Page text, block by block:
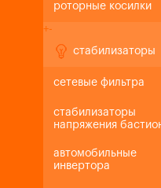
роторные косилки
+-
стабилизаторы
сетевые фильтра
стабилизаторы
напряжения
автомобильные
инвертора